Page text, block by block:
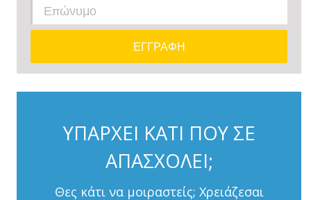
ΥΠΑΡΧΕΙ ΚΑΤΙ ΠΟΥ ΣΕ
ΑΠΑΣΧΟΛΕΙ;
Θες κάτι να μοιραστείς; Χρειάζεσαι